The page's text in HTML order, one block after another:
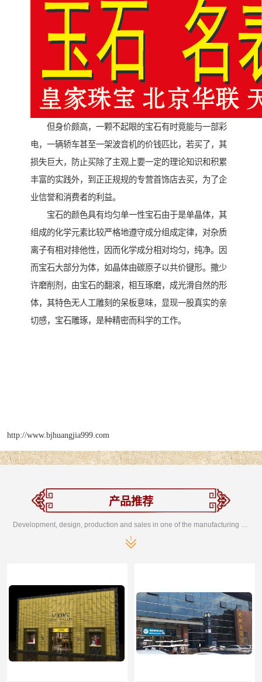
但身价颇高，一颗不起眼的宝石有时竟能与一部彩
电，一辆轿车甚至一架波音机的价钱匹比，若买了，其
损失巨大，防止买除了主观上要一定的理论知识和积累
丰富的实践外，到正正规规的专营首饰店去买，为了企
业信誉和消费者的利益。
宝石的颜色具有均匀单一性宝石由于是单晶体，其
组成的化学元素比较严格地遵守成分组成定律，对杂质
离子有相对排他性，因而化学成分相对均匀，纯净。因
而宝石大部分为体，如晶体由碳原子以共价键形。撒少
许磨削剂，由宝石的翻滚，相互琢磨，成光滑自然的形
体，其特色无人工雕刻的呆板意味，显现一股真实的亲
切感，宝石雕琢，是种精密而科学的工作。
http://www.bjhuangjia999.com
产品推荐